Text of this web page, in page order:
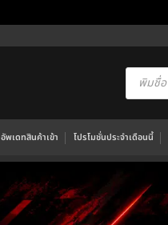
Products
search
อัพเดทสินค้าเข้า โปรโมชั่นประจำเดือนนี้